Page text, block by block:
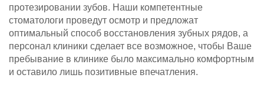
протезировании зубов. Наши компетентные
стоматологи проведут осмотр и предложат
оптимальный способ восстановления зубных рядов, а
персонал клиники сделает все возможное, чтобы Ваше
пребывание в клинике было максимально комфортным
и оставило лишь позитивные впечатления.